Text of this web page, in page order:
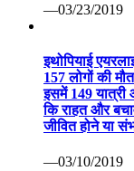
—03/23/2019
इथोपियाई
157 लोगों की
इसमें 149
कि राहत और
जीवित होने या
—03/10/2019